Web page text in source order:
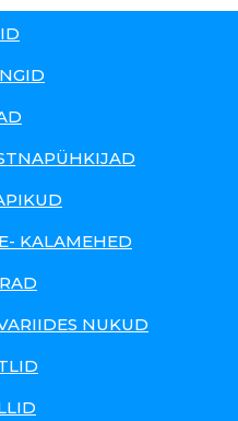
KALAMEHED
NUKUD